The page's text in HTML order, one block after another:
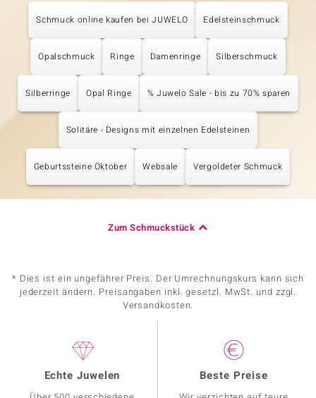
Schmuck online kaufen bei JUWELO Edelsteinschmuck
Opalschmuck Ringe Damenringe Silberschmuck
Silberringe Opal Ringe % Juwelo Sale - bis zu 70% sparen
Solitäre - Designs mit einzelnen Edelsteinen
Geburtssteine Oktober Websale Vergoldeter Schmuck
Zum Schmuckstück
* Dies ist ein ungefährer Preis. Der Umrechnungskurs kann sich
jederzeit ändern. Preisangaben inkl. gesetzl. MwSt. und zzgl.
Versandkosten.
Echte Juwelen Beste Preise